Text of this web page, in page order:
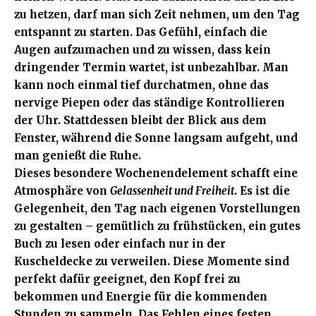
zu hetzen, darf man sich Zeit nehmen, um den Tag
entspannt zu starten. Das Gefühl, einfach die
Augen aufzumachen und zu wissen, dass kein
dringender Termin wartet, ist unbezahlbar. Man
kann noch einmal tief durchatmen, ohne das
nervige Piepen oder das ständige Kontrollieren
der Uhr. Stattdessen bleibt der Blick aus dem
Fenster, während die Sonne langsam aufgeht, und
man genießt die Ruhe.
Dieses besondere Wochenendelement schafft eine
Atmosphäre von Gelassenheit und Freiheit. Es ist die
Gelegenheit, den Tag nach eigenen Vorstellungen
zu gestalten – gemütlich zu frühstücken, ein gutes
Buch zu lesen oder einfach nur in der
Kuscheldecke zu verweilen. Diese Momente sind
perfekt dafür geeignet, den Kopf frei zu
bekommen und Energie für die kommenden